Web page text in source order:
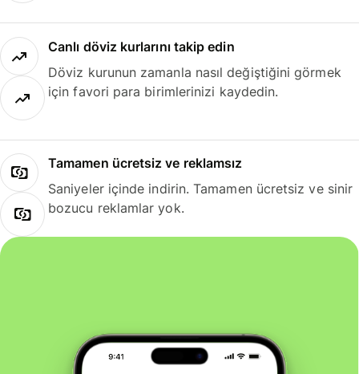
Canlı döviz kurlarını takip edin
Döviz kurunun zamanla nasıl değiştiğini görmek
için favori para birimlerinizi kaydedin.
Tamamen ücretsiz ve reklamsız
Saniyeler içinde indirin. Tamamen ücretsiz ve sinir
bozucu reklamlar yok.